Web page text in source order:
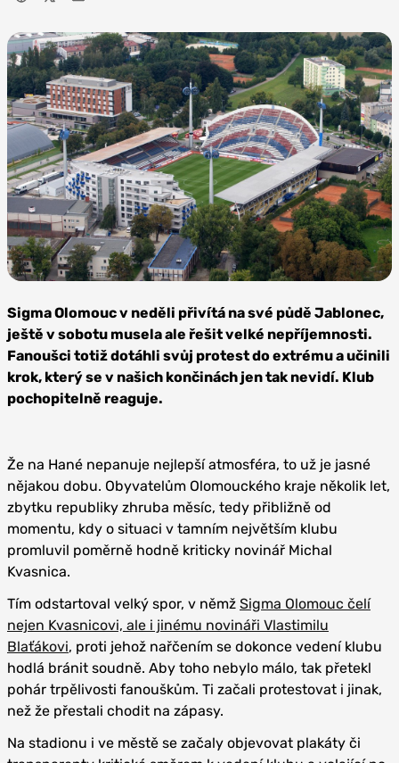
Sigma
Olomouc
Sigma Olomouc v neděli přivítá na své půdě Jablonec,
ještě v sobotu musela ale řešit velké nepříjemnosti.
Fanoušci totiž dotáhli svůj protest do extrému a učinili
krok, který se v našich končinách jen tak nevidí. Klub
pochopitelně reaguje.
Že na Hané nepanuje nejlepší atmosféra, to už je jasné
nějakou dobu. Obyvatelům Olomouckého kraje několik let,
zbytku republiky zhruba měsíc, tedy přibližně od
momentu, kdy o situaci v tamním největším klubu
promluvil poměrně hodně kriticky novinář Michal
Kvasnica.
Tím odstartoval velký spor, v němž Sigma Olomouc čelí
nejen Kvasnicovi, ale i jinému novináři Vlastimilu
Blaťákovi, proti jehož nařčením se dokonce vedení klubu
hodlá bránit soudně. Aby toho nebylo málo, tak přetekl
pohár trpělivosti fanouškům. Ti začali protestovat i jinak,
než že přestali chodit na zápasy.
Na stadionu i ve městě se začaly objevovat plakáty či